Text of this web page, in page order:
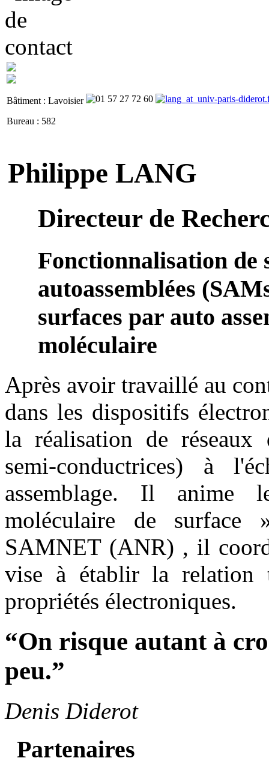
Bâtiment : Lavoisier
Bureau : 582
Philippe LANG
Directeur de
Fonctionnalisation de
autoassemblées
surfaces par auto
moléculaire
Après avoir travaillé au
dans les dispositifs
la réalisation de réseaux
semi-conductrices) à
assemblage. Il anime
moléculaire de surface
SAMNET (ANR) , il
vise à établir la relation
propriétés électroniques.
“On risque autant à
peu.”
Denis Diderot
Partenaires